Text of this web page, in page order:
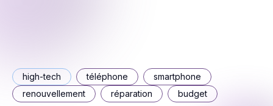
high-tech téléphone
smartphone
renouvellement
réparation budget